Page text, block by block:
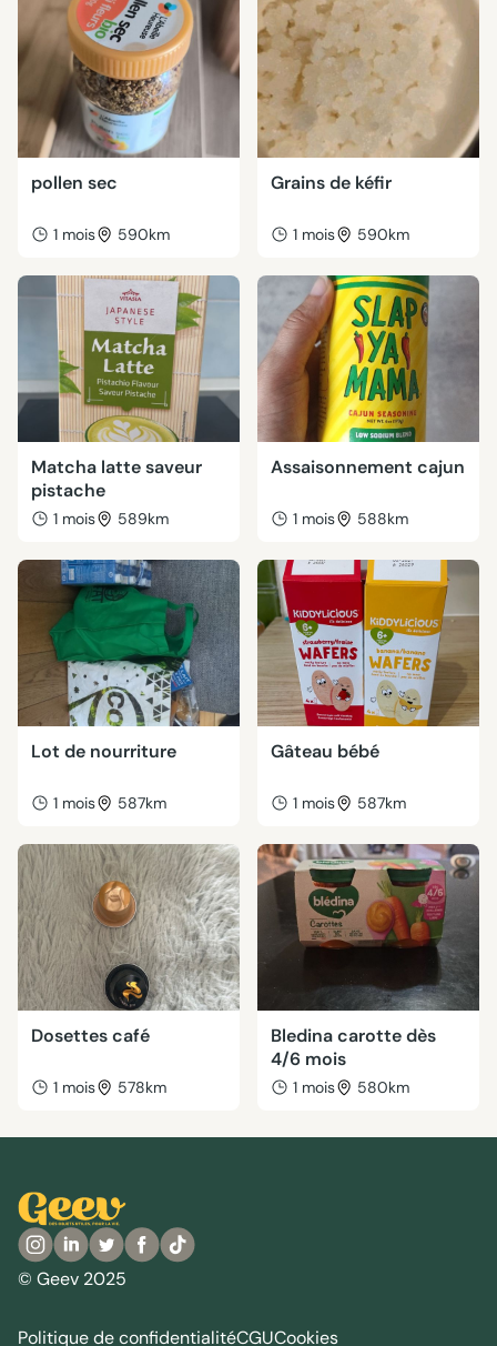
pollen sec
1 mois 590km
Grains de kéfir
1 mois 590km
Matcha latte saveur
pistache
1 mois 589km
Assaisonnement cajun
1 mois 588km
Lot de nourriture
1 mois 587km
Gâteau bébé
1 mois 587km
Dosettes café
1 mois 578km
Bledina carotte dès
4/6 mois
1 mois 580km
© Geev 2025
Politique de confidentialitéCGUCookies